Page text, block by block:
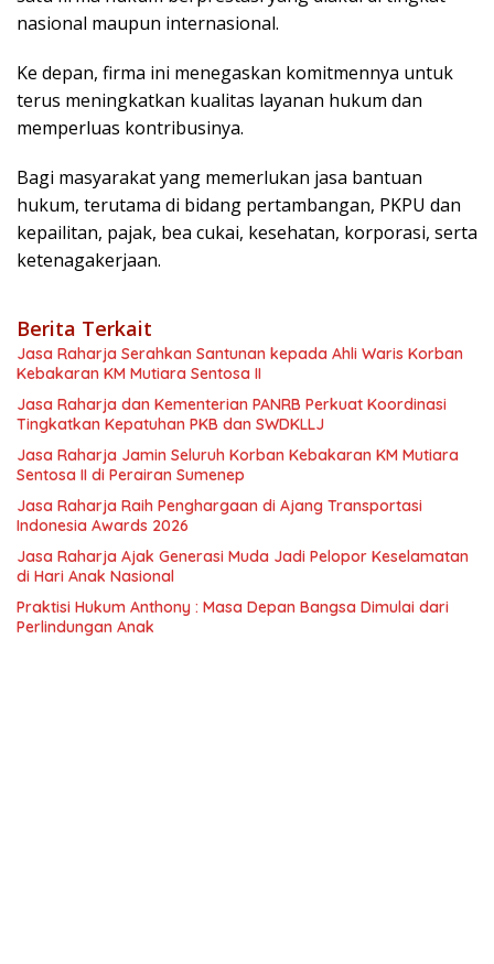
nasional maupun internasional.
Ke depan, firma ini menegaskan komitmennya untuk
terus meningkatkan kualitas layanan hukum dan
memperluas kontribusinya.
Bagi masyarakat yang memerlukan jasa bantuan
hukum, terutama di bidang pertambangan, PKPU dan
kepailitan, pajak, bea cukai, kesehatan, korporasi, serta
ketenagakerjaan.
Berita Terkait
Jasa Raharja Serahkan Santunan kepada Ahli Waris Korban
Kebakaran KM Mutiara Sentosa II
Jasa Raharja dan Kementerian PANRB Perkuat Koordinasi
Tingkatkan Kepatuhan PKB dan SWDKLLJ
Jasa Raharja Jamin Seluruh Korban Kebakaran KM Mutiara
Sentosa II di Perairan Sumenep
Jasa Raharja Raih Penghargaan di Ajang Transportasi
Indonesia Awards 2026
Jasa Raharja Ajak Generasi Muda Jadi Pelopor Keselamatan
di Hari Anak Nasional
Praktisi Hukum Anthony : Masa Depan Bangsa Dimulai dari
Perlindungan Anak